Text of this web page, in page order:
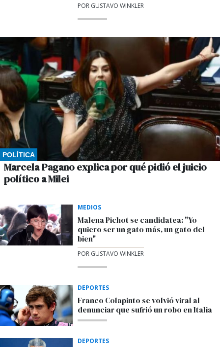
POR GUSTAVO WINKLER
POLÍTICA
Marcela Pagano explica por qué pidió el juicio
político a Milei
MEDIOS
Malena Pichot se candidatea: "Yo
quiero ser un gato más, un gato del
bien"
POR GUSTAVO WINKLER
DEPORTES
Franco Colapinto se volvió viral al
denunciar que sufrió un robo en Italia
DEPORTES